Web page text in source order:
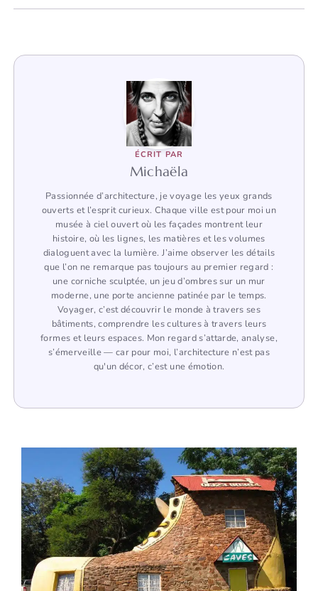
ÉCRIT PAR
Michaëla
Passionnée d’architecture, je voyage les yeux grands
ouverts et l’esprit curieux. Chaque ville est pour moi un
musée à ciel ouvert où les façades montrent leur
histoire, où les lignes, les matières et les volumes
dialoguent avec la lumière. J’aime observer les détails
que l’on ne remarque pas toujours au premier regard :
une corniche sculptée, un jeu d’ombres sur un mur
moderne, une porte ancienne patinée par le temps.
Voyager, c’est découvrir le monde à travers ses
bâtiments, comprendre les cultures à travers leurs
formes et leurs espaces. Mon regard s’attarde, analyse,
s’émerveille — car pour moi, l’architecture n’est pas
qu'un décor, c’est une émotion.